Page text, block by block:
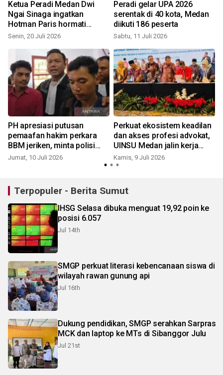
Ketua Peradi Medan Dwi
Ngai Sinaga ingatkan
Hotman Paris hormati
profesi wartawan
Senin, 20 Juli 2026
Peradi gelar UPA 2026
serentak di 40 kota, Medan
diikuti 186 peserta
Sabtu, 11 Juli 2026
PH apresiasi putusan
pemaafan hakim perkara
BBM jeriken, minta polisi
usut keterlibatan pihak
Jumat, 10 Juli 2026
Perkuat ekosistem keadilan
dan akses profesi advokat,
UINSU Medan jalin kerja
samadengan Kemenag,
PERADI Profesional, dan UI
Kamis, 9 Juli 2026
Terpopuler - Berita Sumut
IHSG Selasa dibuka menguat 19,92 poin ke
posisi 6.057
Jul 14th
SMGP perkuat literasi kebencanaan siswa di
wilayah rawan gunung api
Jul 16th
Dukung pendidikan, SMGP serahkan Sarpras
MCK dan laptop ke MTs di Sibanggor Julu
Jul 21st